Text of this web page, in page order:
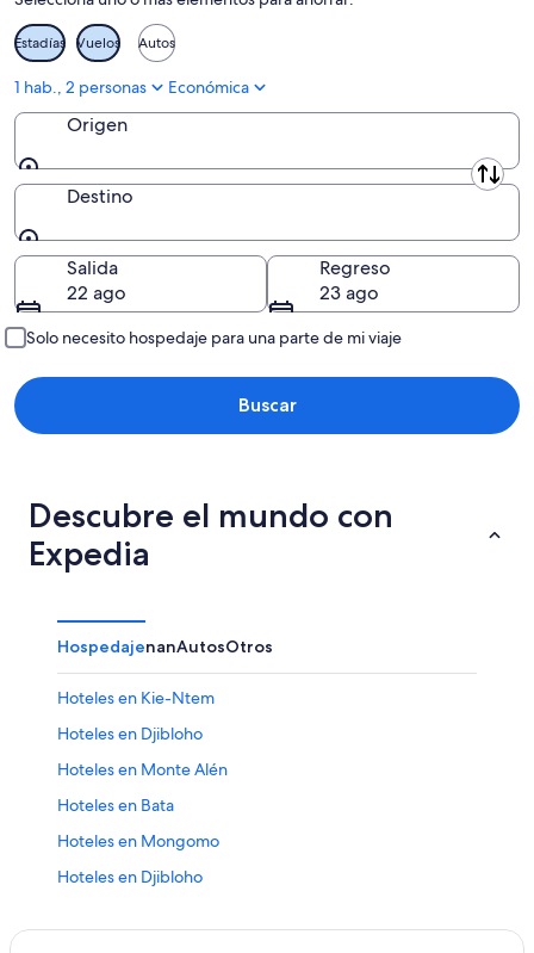
Estadías Vuelos Autos
1 hab., 2 personas Económica
Origen
Origen
Destino
Destino
Salida
22 ago
Regreso
23 ago
Solo necesito hospedaje para una parte de mi viaje
Buscar
Descubre el mundo con
Expedia
HospedajenanAutosOtros
Hoteles en Kie-Ntem
Hoteles en Djibloho
Hoteles en Monte Alén
Hoteles en Bata
Hoteles en Mongomo
Hoteles en Djibloho